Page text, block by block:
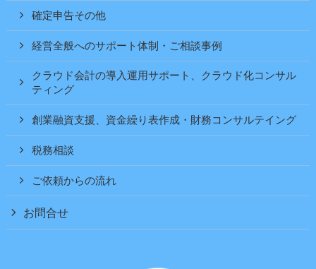
確定申告その他
経営全般へのサポート体制・ご相談事例
クラウド会計の導入運用サポート、クラウド化コンサル
ティング
創業融資支援、資金繰り表作成・財務コンサルテイング
税務相談
ご依頼からの流れ
お問合せ